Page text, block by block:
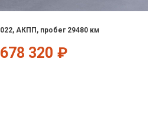
АКПП, пробег 29480 км
320 ₽